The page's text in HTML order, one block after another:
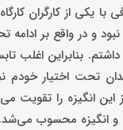
از کارگران
و در واقع بر
بنابراین اغلب
اختیار خودم
انگیزه را تقویت
و انگیزه محسوب می‌شد.